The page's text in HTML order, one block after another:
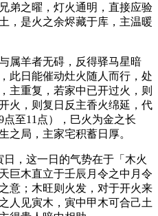
弟之曜，灯火通明，直接应验
，是火之余烬藏于库，主温暖
属羊者无碍，反得驿马星暗
此日能催动灶火随人而行，处
主重复，若家中已开过火，则
火，则复日反主香火绵延，代
至11点），巳火为金之长
之局，主家宅积蓄日厚。
，这一日的气势在于「木火
巨木直立于壬辰月令之中月令
意；木旺则火发，对于开火来
人见寅木，寅中甲木可合己土